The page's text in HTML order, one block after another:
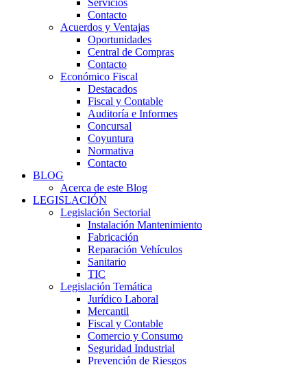
Servicios
Contacto
Acuerdos y Ventajas
Oportunidades
Central de Compras
Contacto
Económico Fiscal
Destacados
Fiscal y Contable
Auditoría e Informes
Concursal
Coyuntura
Normativa
Contacto
BLOG
Acerca de este Blog
LEGISLACIÓN
Legislación Sectorial
Instalación Mantenimiento
Fabricación
Reparación Vehículos
Sanitario
TIC
Legislación Temática
Jurídico Laboral
Mercantil
Fiscal y Contable
Comercio y Consumo
Seguridad Industrial
Prevención de Riesgos